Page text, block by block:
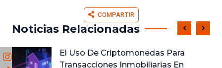
COMPARTIR
Noticias Relacionadas
El Uso De Criptomonedas Para
Transacciones Inmobiliarias En